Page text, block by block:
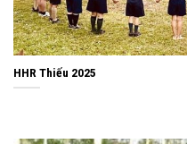
HHR Thiếu 2025